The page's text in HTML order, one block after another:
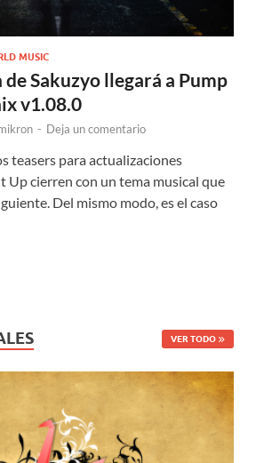
MUSIC
Sakuzyo llegará a Pump
v1.08.0
- Deja un comentario
teasers para actualizaciones
Up cierren con un tema musical que
Del mismo modo, es el caso
VER TODO